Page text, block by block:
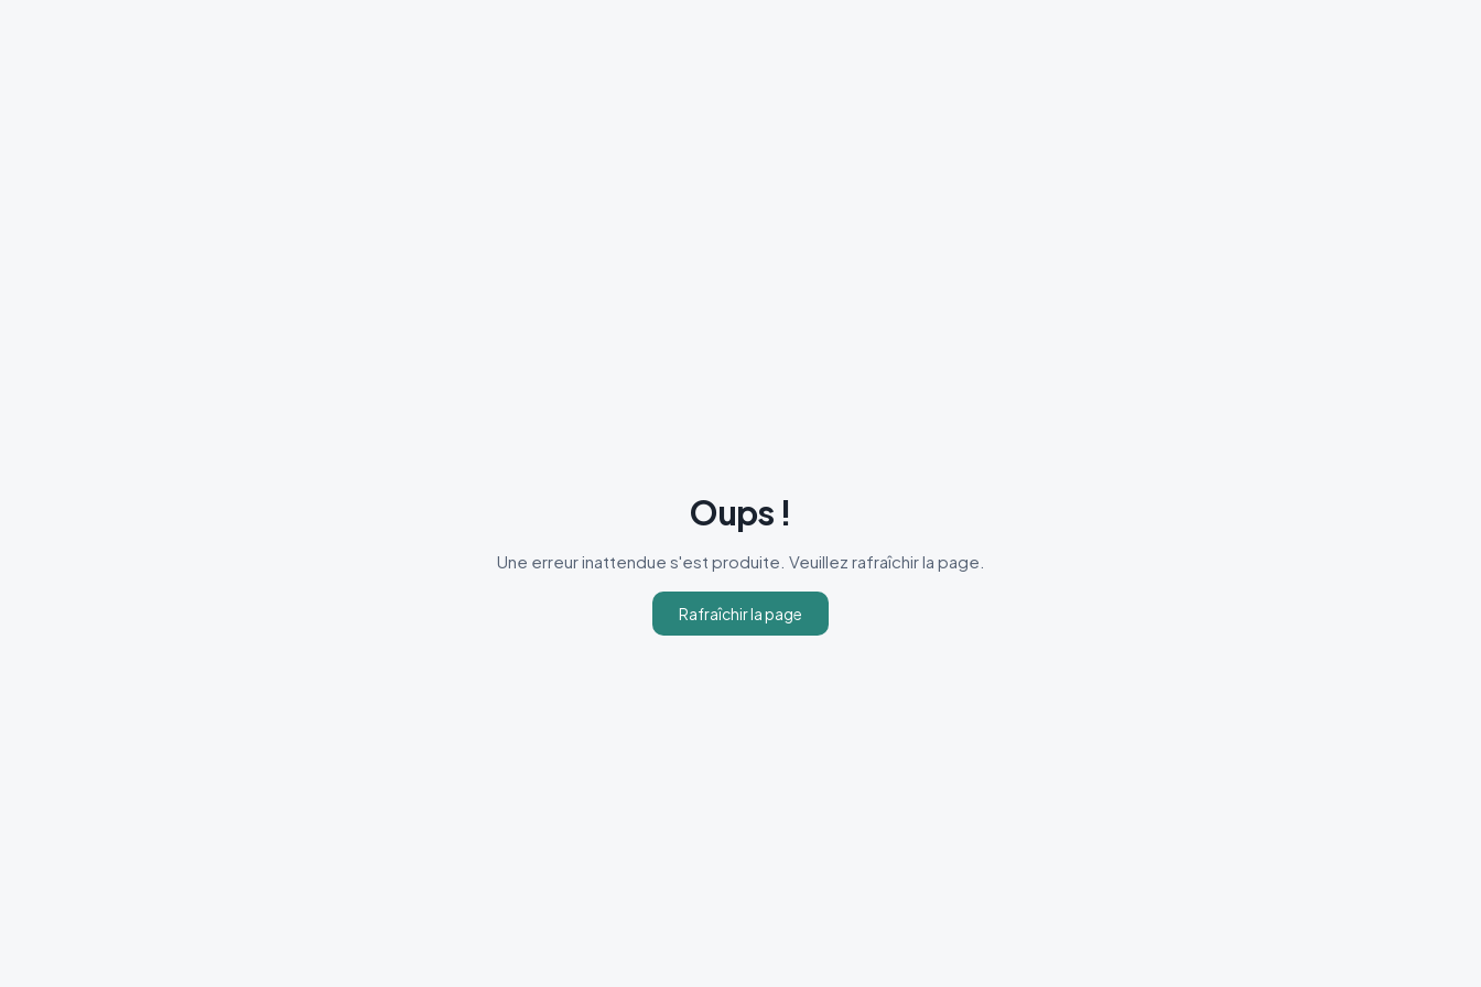
Oups !
Une erreur inattendue s'est produite. Veuillez rafraîchir la page.
Rafraîchir la page